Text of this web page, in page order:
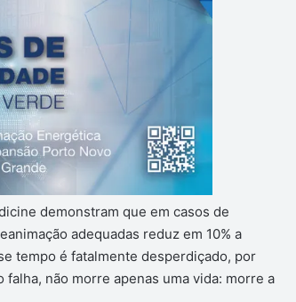
demonstram que em casos de
adequadas reduz em 10% a
tempo é fatalmente desperdiçado, por
não morre apenas uma vida: morre a